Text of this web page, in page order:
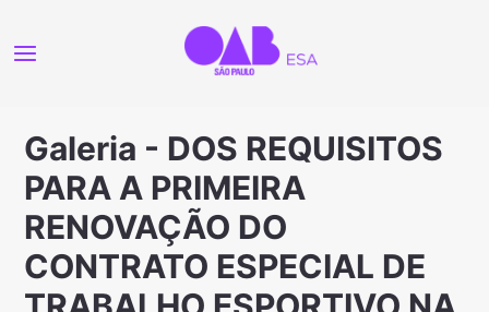
Galeria - DOS REQUISITOS
PARA A PRIMEIRA
RENOVAÇÃO DO
CONTRATO ESPECIAL DE